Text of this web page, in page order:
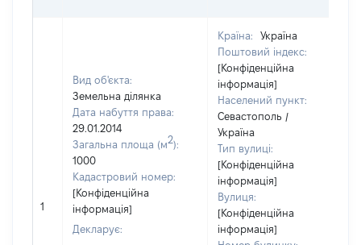
1
Вид об'єкта:
Земельна ділянка
Дата набуття права:
29.01.2014
Загальна площа (м2):
1000
Кадастровий номер:
[Конфіденційна
інформація]
Декларує:
Країна:
Україна
Поштовий індекс:
[Конфіденційна
інформація]
Населений пункт:
Севастополь /
Україна
Тип вулиці:
[Конфіденційна
інформація]
Вулиця:
[Конфіденційна
інформація]